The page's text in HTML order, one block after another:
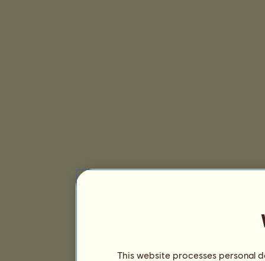
This website processes personal